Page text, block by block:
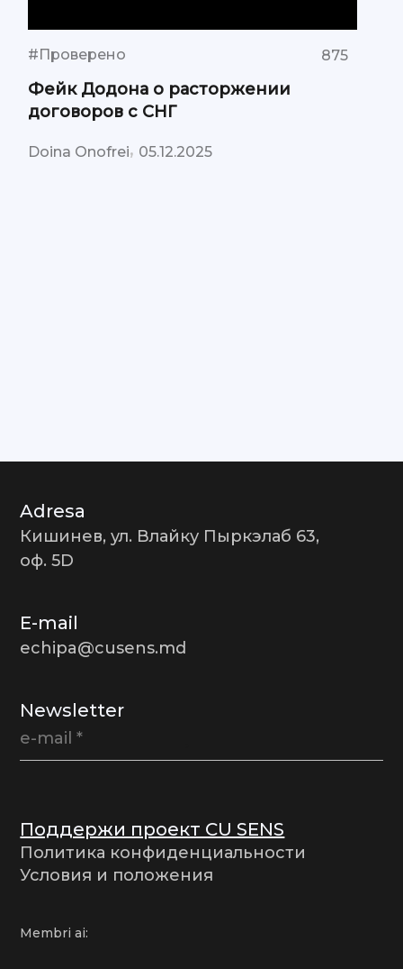
#Проверено 875
Фейк Додона о расторжении
договоров с СНГ
Doina Onofrei, 05.12.2025
Adresa
Кишинев, ул. Влайку Пыркэлаб 63,
оф. 5D
E-mail
echipa@cusens.md
Newsletter
Поддержи проект CU SENS
Политика конфиденциальности
Условия и положения
Membri ai: